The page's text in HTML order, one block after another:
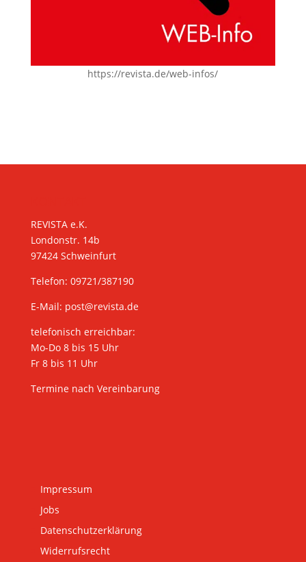
https://revista.de/web-infos/
REVISTA e.K.
Londonstr. 14b
97424 Schweinfurt
Telefon: 09721/387190
E-Mail: post@revista.de
telefonisch erreichbar:
Mo-Do 8 bis 15 Uhr
Fr 8 bis 11 Uhr
Termine nach Vereinbarung
Impressum
Jobs
Datenschutzerklärung
Widerrufsrecht